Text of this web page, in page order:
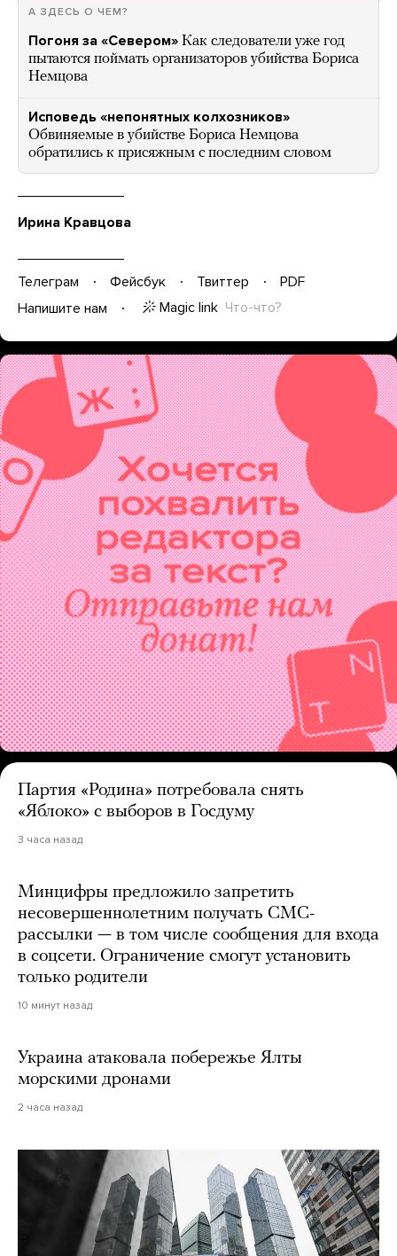
А ЗДЕСЬ О ЧЕМ?
Погоня за «Севером» Как следователи уже год
пытаются поймать организаторов убийства Бориса
Немцова
Исповедь «непонятных колхозников»
Обвиняемые в убийстве Бориса Немцова
обратились к присяжным с последним словом
Ирина Кравцова
Телеграм Фейсбук Твиттер
PDF
Напишите нам
Magic link Что-что?
Партия «Родина» потребовала снять
«Яблоко» с выборов в Госдуму
3 часа назад
Минцифры предложило запретить
несовершеннолетним получать СМС-
рассылки — в том числе сообщения для входа
в соцсети. Ограничение смогут установить
только родители
10 минут назад
Украина атаковала побережье Ялты
морскими дронами
2 часа назад